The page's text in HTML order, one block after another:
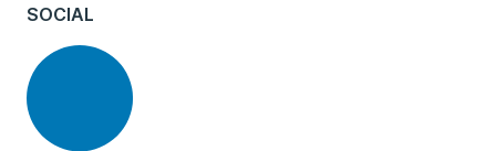
SOCIAL